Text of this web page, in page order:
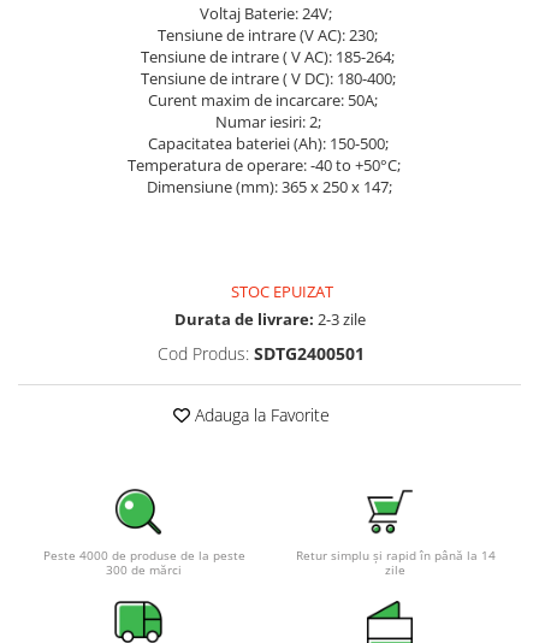
Convertoare de tensiune
Sisteme de stocare energie
Pachete complete stocare energie
Sisteme de Stocare Comerciale
mica (rulota/caravan/case de
Sisteme fotovoltaice profesionale
Pachete sisteme fotovoltaice
Statii de incarcare vehicule
Cabluri de incarcare vehicule
Prize de incarcare vehicule
Voltaj Baterie: 24V;
Tensiune de intrare (V AC): 230;
Tensiune de intrare ( V AC): 185-264;
Tensiune de intrare ( V DC): 180-400;
Curent maxim de incarcare: 50A;
Numar iesiri: 2;
Capacitatea bateriei (Ah): 150-500;
Temperatura de operare: -40 to +50°C;
Dimensiune (mm): 365 x 250 x 147;
STOC EPUIZAT
Durata de livrare: 2-3 zile
Cod Produs: SDTG2400501
Adauga la Favorite
Peste 4000 de produse de la peste
300 de mărci
Retur simplu și rapid în până la 14
zile